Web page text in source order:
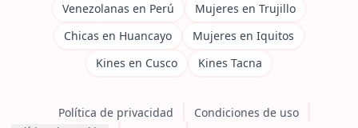
Venezolanas en Perú
Mujeres en Trujillo
Chicas en Huancayo
Mujeres en Iquitos
Kines en Cusco
Kines Tacna
Política de privacidad
Condiciones de uso